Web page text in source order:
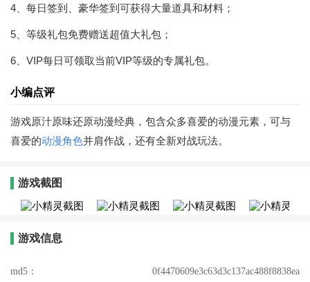
4、每日签到、豪华签到可获得大量道具和材料；
5、等级礼包免费赠送超值大礼包；
6、VIP每日可领取当前VIP等级的专属礼包。
小编点评
游戏原汁原味还原动漫经典，包含众多喜爱的动漫元素，可与
喜爱的动漫角色并肩作战，还有全新对战玩法。
游戏截图
游戏信息
md5： 0f4470609e3c63d3c137ac488f8838ea